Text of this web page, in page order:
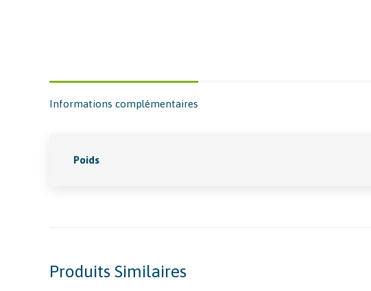
Informations complémentaires
Poids
Produits Similaires